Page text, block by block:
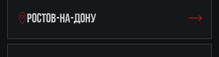
РОСТОВ-НА-ДОНУ